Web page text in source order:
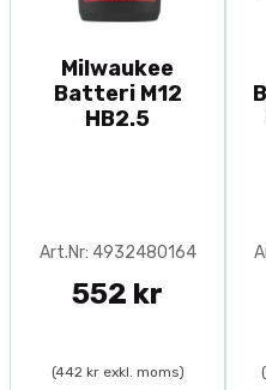
Milwaukee
Batteri M12
HB2.5
Art.Nr: 4932480164
552 kr
(442 kr exkl. moms)